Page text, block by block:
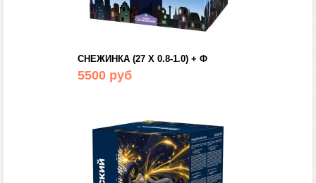
СНЕЖИНКА (27 Х 0.8-1.0) + Ф
5500 руб